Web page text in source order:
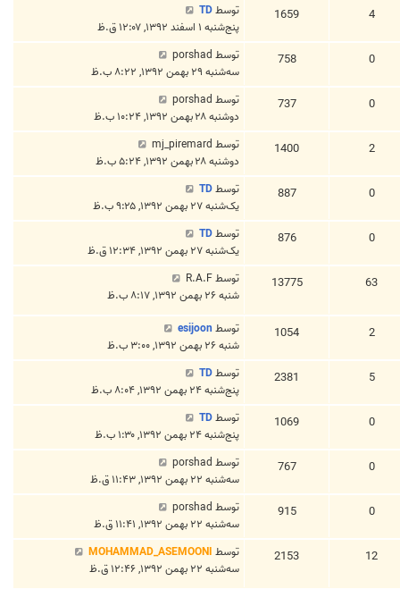
4
1659 توسطTD
پنج‌شنبه ۱ اسفند ۱۳۹۲, ۱۲:۰۷ ق.ظ
0
758 توسط porshad
سه‌شنبه ۲۹ بهمن ۱۳۹۲, ۸:۲۲ ب.ظ
0
737 توسط porshad
دوشنبه ۲۸ بهمن ۱۳۹۲, ۱۰:۲۴ ب.ظ
2
1400 توسط mj_piremard
دوشنبه ۲۸ بهمن ۱۳۹۲, ۵:۲۴ ب.ظ
0
887 توسطTD
یک‌شنبه ۲۷ بهمن ۱۳۹۲, ۹:۲۵ ب.ظ
0
876 توسطTD
یک‌شنبه ۲۷ بهمن ۱۳۹۲, ۱۲:۳۴ ق.ظ
63
13775 توسطR.A.F
شنبه ۲۶ بهمن ۱۳۹۲, ۸:۱۷ ب.ظ
2
1054 توسط esijoon
شنبه ۲۶ بهمن ۱۳۹۲, ۳:۰۰ ب.ظ
5
2381 توسطTD
پنج‌شنبه ۲۴ بهمن ۱۳۹۲, ۸:۰۴ ب.ظ
0
1069 توسطTD
پنج‌شنبه ۲۴ بهمن ۱۳۹۲, ۱:۳۰ ب.ظ
0
767 توسط porshad
سه‌شنبه ۲۲ بهمن ۱۳۹۲, ۱۱:۴۳ ق.ظ
0
915 توسط porshad
سه‌شنبه ۲۲ بهمن ۱۳۹۲, ۱۱:۴۱ ق.ظ
12
2153 توسط MOHAMMAD_ASEMOONI
سه‌شنبه ۲۲ بهمن ۱۳۹۲, ۱۲:۴۶ ق.ظ